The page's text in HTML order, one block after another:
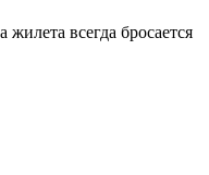
всегда бросается